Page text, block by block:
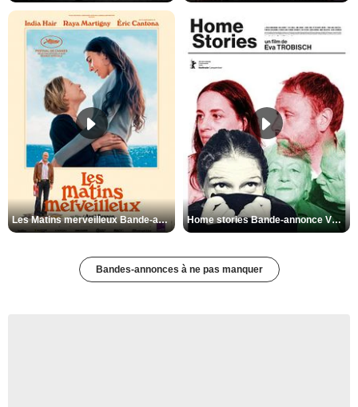
Les Matins merveilleux Bande-annonce VF Home stories Bande-annonce VO STFR
Bandes-annonces à ne pas manquer